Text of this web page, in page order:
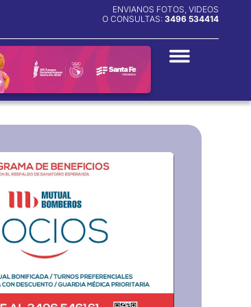
ENVIANOS FOTOS, VIDEOS
O CONSULTAS: 3496 534414